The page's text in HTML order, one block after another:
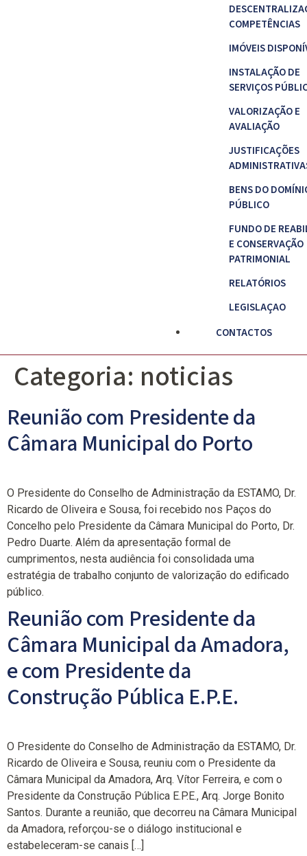
COMPETÊNCIAS
IMÓVEIS
INSTALAÇÃO DE
SERVIÇOS
VALORIZAÇÃO E
AVALIAÇÃO
JUSTIFICAÇÕES
BENS DO
PÚBLICO
FUNDO DE
E CONSERVAÇÃO
PATRIMONIAL
RELATÓRIOS
LEGISLAÇAO
CONTACTOS
Categoria: noticias
Reunião com Presidente da
Câmara Municipal do Porto
O Presidente do Conselho de Administração da ESTAMO, Dr.
Ricardo de Oliveira e Sousa, foi recebido nos Paços do
Concelho pelo Presidente da Câmara Municipal do Porto, Dr.
Pedro Duarte. Além da apresentação formal de
cumprimentos, nesta audiência foi consolidada uma
estratégia de trabalho conjunto de valorização do edificado
público.
Reunião com Presidente da
Câmara Municipal da Amadora,
e com Presidente da
Construção Pública E.P.E.
O Presidente do Conselho de Administração da ESTAMO, Dr.
Ricardo de Oliveira e Sousa, reuniu com o Presidente da
Câmara Municipal da Amadora, Arq. Vítor Ferreira, e com o
Presidente da Construção Pública E.P.E., Arq. Jorge Bonito
Santos. Durante a reunião, que decorreu na Câmara Municipal
da Amadora, reforçou-se o diálogo institucional e
estabeleceram-se canais […]